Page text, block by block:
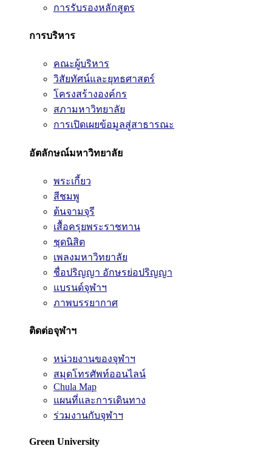
การรับรองหลักสูตร
การบริหาร
คณะผู้บริหาร
วิสัยทัศน์และยุทธศาสตร์
โครงสร้างองค์กร
สภามหาวิทยาลัย
การเปิดเผยข้อมูลสู่สาธารณะ
อัตลักษณ์มหาวิทยาลัย
พระเกี้ยว
สีชมพู
ต้นจามจุรี
เสื้อครุยพระราชทาน
ชุดนิสิต
เพลงมหาวิทยาลัย
ชื่อปริญญา อักษรย่อปริญญา
แบรนด์จุฬาฯ
ภาพบรรยากาศ
ติดต่อจุฬาฯ
หน่วยงานของจุฬาฯ
สมุดโทรศัพท์ออนไลน์
Chula Map
แผนที่และการเดินทาง
ร่วมงานกับจุฬาฯ
Green University